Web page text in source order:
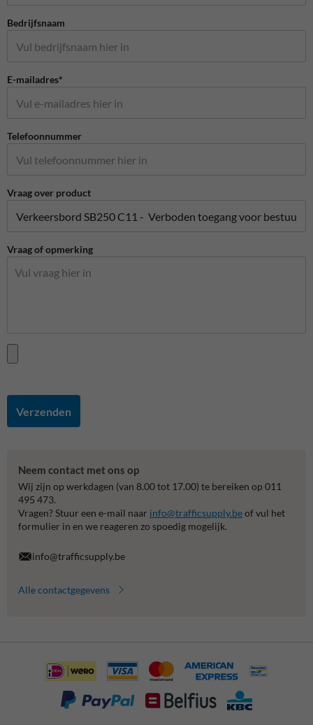
Bedrijfsnaam
E-mailadres*
Telefoonnummer
Vraag over product
Vraag of opmerking
Verzenden
Neem contact met ons op
Wij zijn op werkdagen (van 8.00 tot 17.00) te bereiken op 011
495 473.
Vragen? Stuur een e-mail naar info@trafficsupply.beof vul het
formulier in en we reageren zo spoedig mogelijk.
info@trafficsupply.be
Alle contactgegevens